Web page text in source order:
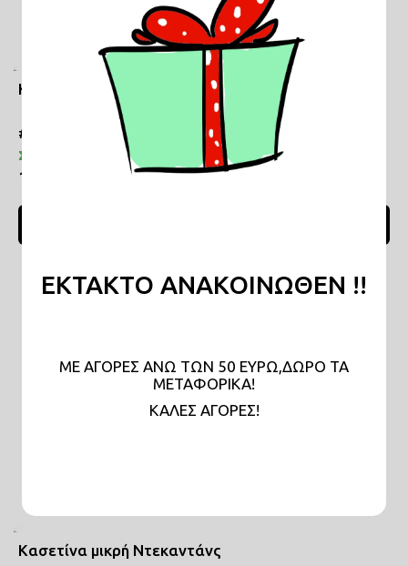
Κασετίνα μικρή Το στανιό μου
#ΚΜΙ039
Σε απόθεμα
13,00€
Κασετίνα μικρή Ντεκαντάνς
ΕΚΤΑΚΤΟ ΑΝΑΚΟΙΝΩΘΕΝ !!
ΜΕ ΑΓΟΡΕΣ ΑΝΩ ΤΩΝ 50 ΕΥΡΩ,ΔΩΡΟ ΤΑ
ΜΕΤΑΦΟΡΙΚΑ!
KAΛΕΣ ΑΓΟΡΕΣ!